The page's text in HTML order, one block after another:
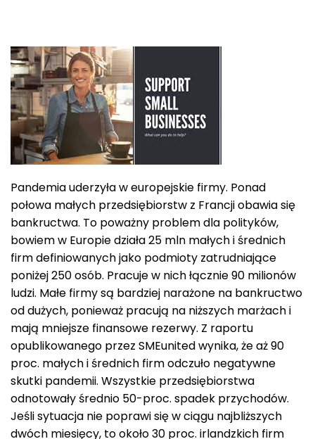
Pandemia uderzyła w europejskie firmy. Ponad
połowa małych przedsiębiorstw z Francji obawia się
bankructwa. To poważny problem dla polityków,
bowiem w Europie działa 25 mln małych i średnich
firm definiowanych jako podmioty zatrudniające
poniżej 250 osób. Pracuje w nich łącznie 90 milionów
ludzi. Małe firmy są bardziej narażone na bankructwo
od dużych, ponieważ pracują na niższych marżach i
mają mniejsze finansowe rezerwy. Z raportu
opublikowanego przez SMEunited wynika, że aż 90
proc. małych i średnich firm odczuło negatywne
skutki pandemii. Wszystkie przedsiębiorstwa
odnotowały średnio 50-proc. spadek przychodów.
Jeśli sytuacja nie poprawi się w ciągu najbliższych
dwóch miesięcy, to około 30 proc. irlandzkich firm